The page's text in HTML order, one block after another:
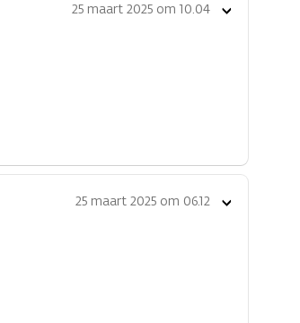
25 maart 2025 om 10.04
Toon
25 maart 2025 om 06.12
Toon